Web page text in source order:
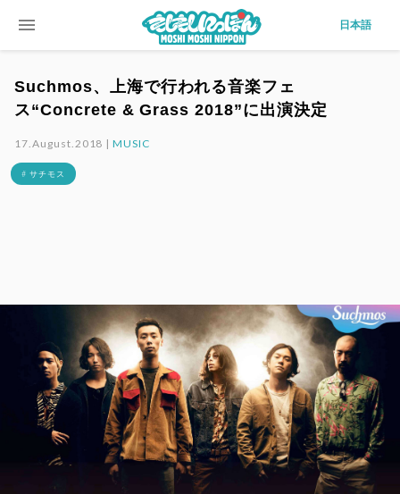
menu 日本語
Suchmos、上海で行われる音楽フェ
ス“Concrete & Grass 2018”に出演決定
17.August.2018 |MUSIC
# サチモス